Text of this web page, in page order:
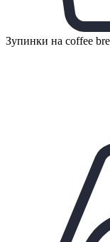
Зупинки на coffee